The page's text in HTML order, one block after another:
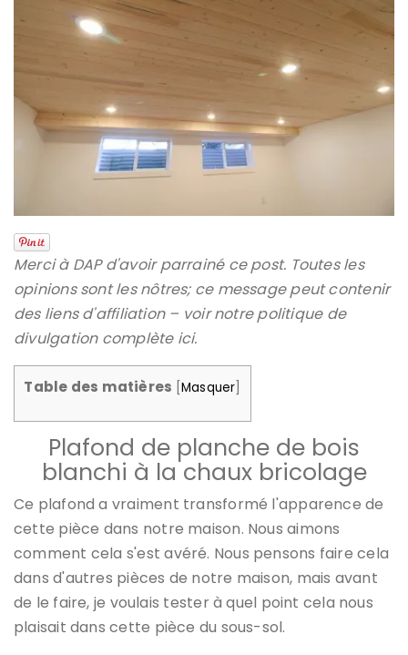
Merci à DAP d'avoir parrainé ce post. Toutes les
opinions sont les nôtres; ce message peut contenir
des liens d'affiliation – voir notre politique de
divulgation complète ici.
Table des matières Masquer
Plafond de planche de bois
blanchi à la chaux bricolage
Ce plafond a vraiment transformé l'apparence de
cette pièce dans notre maison. Nous aimons
comment cela s'est avéré. Nous pensons faire cela
dans d'autres pièces de notre maison, mais avant
de le faire, je voulais tester à quel point cela nous
plaisait dans cette pièce du sous-sol.